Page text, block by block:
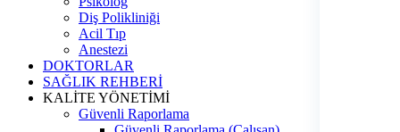
Diş Polikliniği
Acil Tıp
Anestezi
DOKTORLAR
SAĞLIK REHBERİ
KALİTE YÖNETİMİ
Güvenli Raporlama